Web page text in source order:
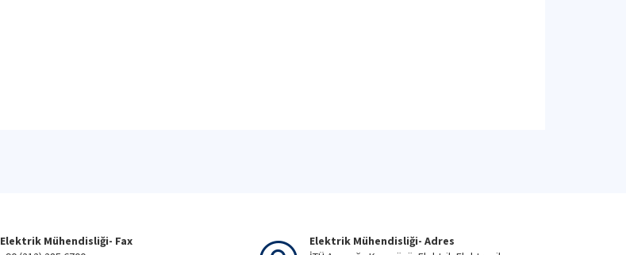
Elektrik Mühendisliği- Fax
Elektrik Mühendisliği- Adres